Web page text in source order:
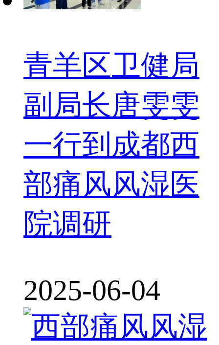
青羊区卫健局
副局长唐雯雯
一行到成都西
部痛风风湿医
院调研
2025-06-04